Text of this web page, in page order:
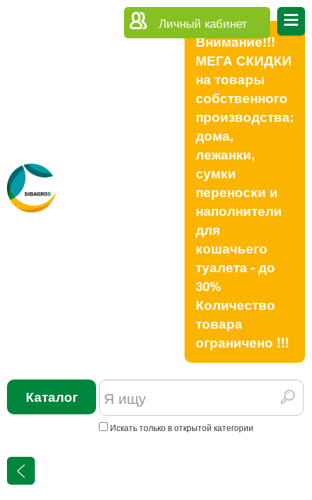
Личный кабинет
Внимание!!!
МЕГА СКИДКИ
на товары
собственного
производства:
дома,
лежанки,
сумки
переноски и
наполнители
для
кошачьего
туалета - до
30%
Количество
товара
ограничено !!!
Каталог
Искать только в открытой категории